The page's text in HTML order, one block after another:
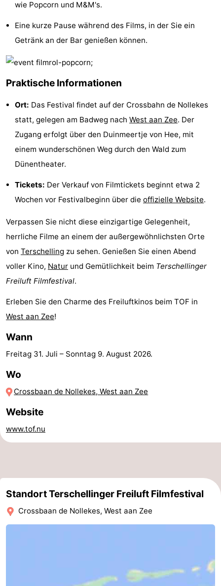
Frühstück)
Strand
Sehen
Aussichtspunkte
Attraktionen
Rundfahrten
Bauernhöfe
Spielplätze
-
Minigolfplätze
Wellness-
Zentren
Natur
Sport
-
Schwimmbader
-
Radfahren
-
Reiten
Sportangeln
Seehunden
Nachtleben
wie Popcorn und M&M's.
Eine kurze Pause während des Films, in der Sie ein
Getränk an der Bar genießen können.
Praktische Informationen
Ort: Das Festival findet auf der Crossbahn de Nollekes
statt, gelegen am Badweg nach West aan Zee. Der
Zugang erfolgt über den Duinmeertje von Hee, mit
einem wunderschönen Weg durch den Wald zum
Dünentheater.
Tickets: Der Verkauf von Filmtickets beginnt etwa 2
Wochen vor Festivalbeginn über die offizielle Website.
Verpassen Sie nicht diese einzigartige Gelegenheit,
herrliche Filme an einem der außergewöhnlichsten Orte
von Terschelling zu sehen. Genießen Sie einen Abend
voller Kino, Natur und Gemütlichkeit beim Terschellinger
Freiluft Filmfestival.
Erleben Sie den Charme des Freiluftkinos beim TOF in
West aan Zee!
Wann
Freitag 31. Juli – Sonntag 9. August 2026.
Wo
Crossbaan de Nollekes, West aan Zee
Website
www.tof.nu
Standort Terschellinger Freiluft Filmfestival
Crossbaan de Nollekes, West aan Zee